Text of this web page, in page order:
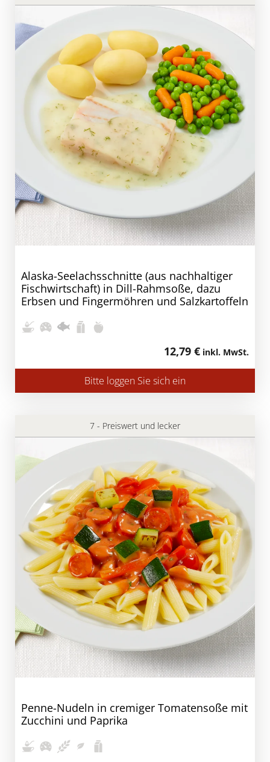
Alaska-Seelachsschnitte (aus nachhaltiger
Fischwirtschaft) in Dill-Rahmsoße, dazu
Erbsen und Fingermöhren und Salzkartoffeln
12,79 € inkl. MwSt.
Bitte loggen Sie sich ein
7 - Preiswert und lecker
Penne-Nudeln in cremiger Tomatensoße mit
Zucchini und Paprika